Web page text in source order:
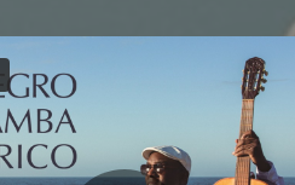
You're all set!